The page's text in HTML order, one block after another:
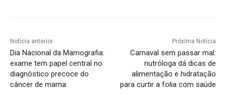
Notícia anterior
Dia Nacional da Mamografia:
exame tem papel central no
diagnóstico precoce do
câncer de mama
Próxima Notícia
Carnaval sem passar mal:
nutróloga dá dicas de
alimentação e hidratação
para curtir a folia com saúde